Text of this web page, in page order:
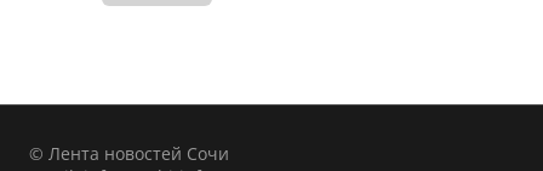
© Лента новостей Сочи